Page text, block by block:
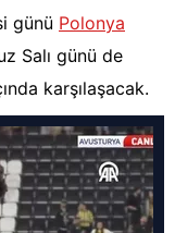
günü Polonya
Salı günü de
karşılaşacak.